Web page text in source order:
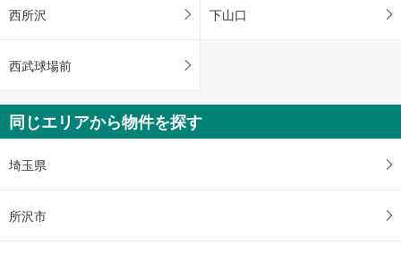
西所沢 下山口
西武球場前
同じエリアから物件を探す
埼玉県
所沢市